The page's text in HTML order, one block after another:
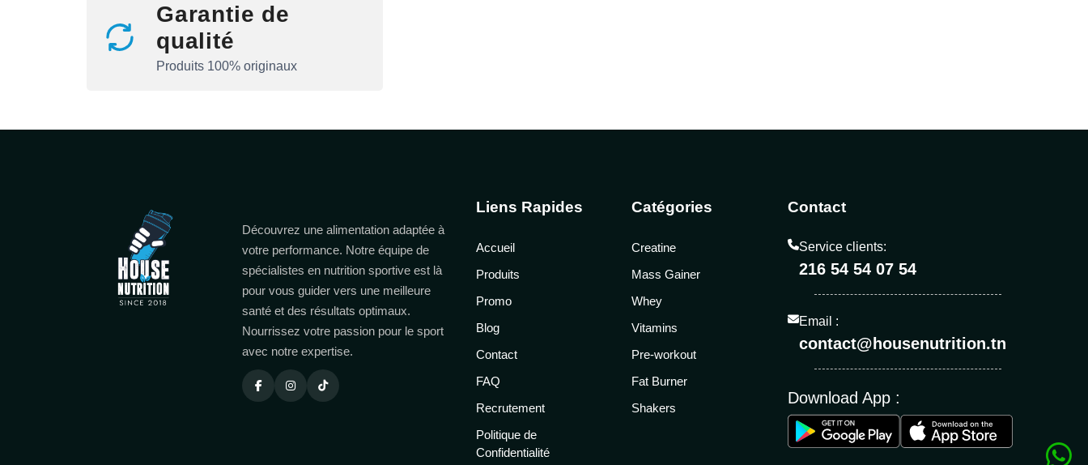
Garantie de
qualité
Produits 100% originaux
Découvrez une alimentation adaptée à
votre performance. Notre équipe de
spécialistes en nutrition sportive est là
pour vous guider vers une meilleure
santé et des résultats optimaux.
Nourrissez votre passion pour le sport
avec notre expertise.
Liens Rapides
Accueil
Produits
Promo
Blog
Contact
FAQ
Recrutement
Politique de
Confidentialité
Catégories
Creatine
Mass Gainer
Whey
Vitamins
Pre-workout
Fat Burner
Shakers
Contact
Service clients:
216 54 54 07 54
Email :
contact@housenutrition.tn
Download App :